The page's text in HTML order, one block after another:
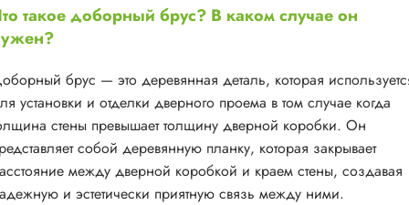
такое доборный брус? В каком случае он
брус — это деревянная деталь, которая
установки и отделки дверного проема в том случае когда
стены превышает толщину дверной коробки. Он
собой деревянную планку, которая закрывает
между дверной коробкой и краем стены, создавая
и эстетически приятную связь между ними.